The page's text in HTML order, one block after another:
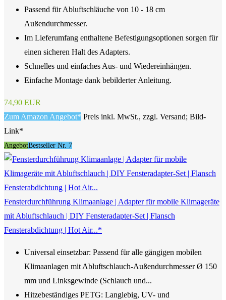
Passend für Abluftschläuche von 10 - 18 cm
Außendurchmesser.
Im Lieferumfang enthaltene Befestigungsoptionen sorgen für
einen sicheren Halt des Adapters.
Schnelles und einfaches Aus- und Wiedereinhängen.
Einfache Montage dank bebilderter Anleitung.
74,90 EUR
Zum Amazon Angebot* Preis inkl. MwSt., zzgl. Versand; Bild-
Link*
AngebotBestseller Nr. 7
Fensterdurchführung Klimaanlage | Adapter für mobile Klimageräte
mit Abluftschlauch | DIY Fensteradapter-Set | Flansch
Fensterabdichtung | Hot Air...*
Universal einsetzbar: Passend für alle gängigen mobilen
Klimaanlagen mit Abluftschlauch-Außendurchmesser Ø 150
mm und Linksgewinde (Schlauch und...
Hitzebeständiges PETG: Langlebig, UV- und